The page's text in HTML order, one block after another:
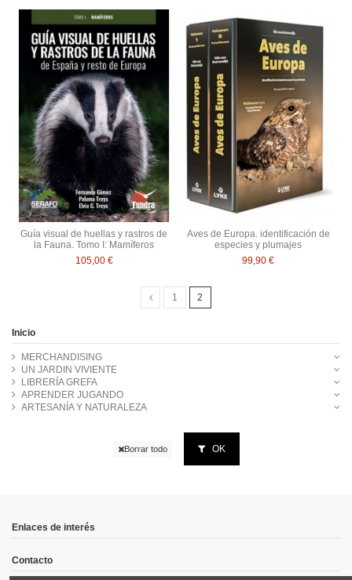
Guía visual de huellas y rastros de
la Fauna. Tomo I: Mamíferos
105,00 €
Aves de Europa. identificación de
especies y plumajes
99,90 €
1 2
Inicio
MERCHANDISING
UN JARDIN VIVIENTE
LIBRERÍA GREFA
APRENDER JUGANDO
ARTESANÍA Y NATURALEZA
Borrar todo OK
Enlaces de interés
Contacto